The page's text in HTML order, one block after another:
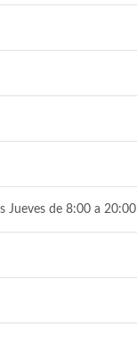
Jueves de 8:00 a 20:00